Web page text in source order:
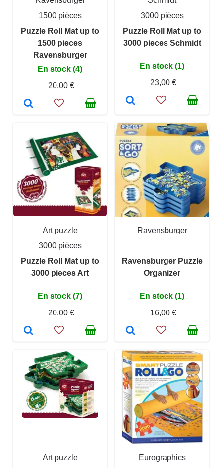
1500 pièces
Puzzle Roll Mat up to
1500 pieces
Ravensburger
En stock (4)
20,00 €
3000 pièces
Puzzle Roll Mat up to
3000 pieces Schmidt
En stock (1)
23,00 €
Art puzzle
3000 pièces
Puzzle Roll Mat up to
3000 pieces Art
En stock (7)
20,00 €
Ravensburger
Ravensburger Puzzle
Organizer
En stock (1)
16,00 €
Art puzzle
Eurographics